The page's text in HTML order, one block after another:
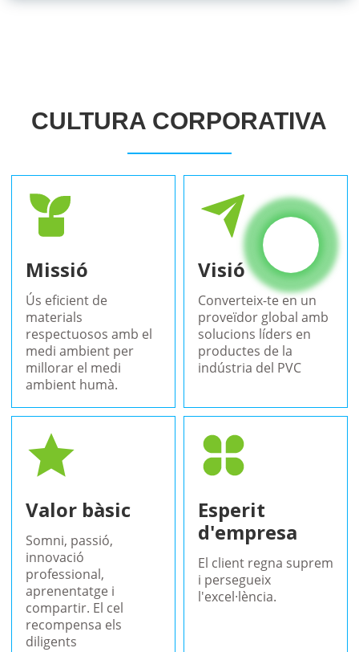
CULTURA CORPORATIVA
Missió
Ús eficient de
materials
respectuosos amb el
medi ambient per
millorar el medi
ambient humà.
Visió
Converteix-te en un
proveïdor global amb
solucions líders en
productes de la
indústria del PVC
Valor bàsic
Somni, passió,
innovació
professional,
aprenentatge i
compartir. El cel
recompensa els
diligents
Esperit
d'empresa
El client regna suprem
i persegueix
l'excel·lència.